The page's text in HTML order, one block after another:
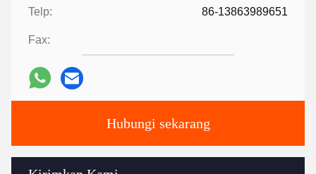
Telp: 86-13863989651
Fax:
Hubungi sekarang